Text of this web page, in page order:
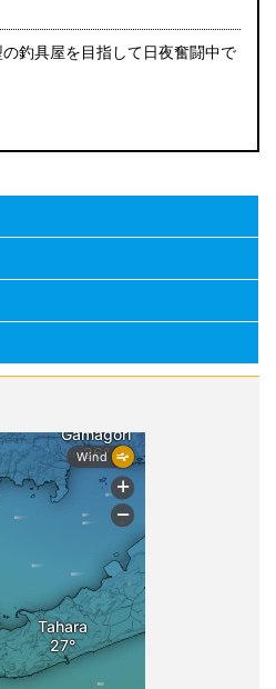
釣具屋を目指して日夜奮闘中で